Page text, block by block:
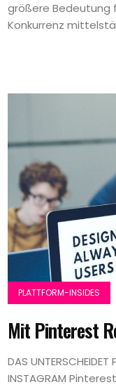
größere Bedeutung
Konkurrenz
PLATTFORM-INSIDES
Mit Pinterest
DAS UNTERSCHEIDET
INSTAGRAM​